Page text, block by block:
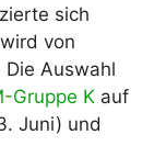
sich
von
Auswahl
Gruppe K auf
Juni) und